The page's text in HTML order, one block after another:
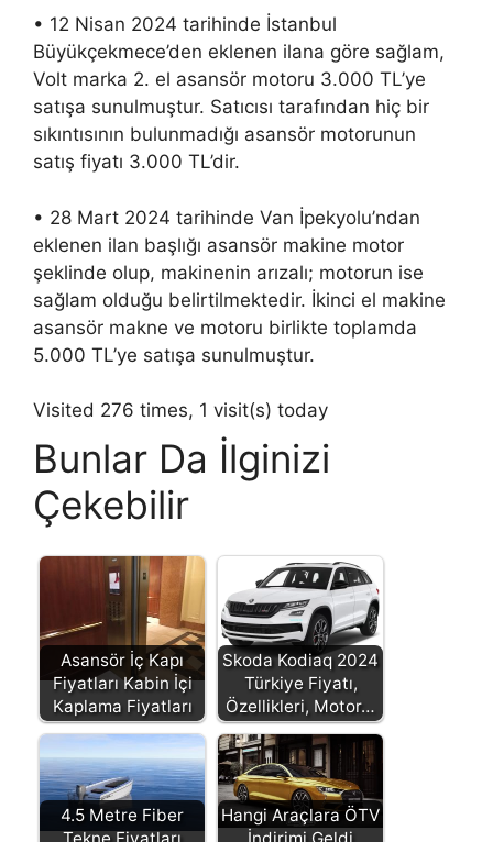
• 12 Nisan 2024 tarihinde İstanbul
Büyükçekmece’den eklenen ilana göre sağlam,
Volt marka 2. el asansör motoru 3.000 TL’ye
satışa sunulmuştur. Satıcısı tarafından hiç bir
sıkıntısının bulunmadığı asansör motorunun
satış fiyatı 3.000 TL’dir.
• 28 Mart 2024 tarihinde Van İpekyolu’ndan
eklenen ilan başlığı asansör makine motor
şeklinde olup, makinenin arızalı; motorun ise
sağlam olduğu belirtilmektedir. İkinci el makine
asansör makne ve motoru birlikte toplamda
5.000 TL’ye satışa sunulmuştur.
Visited 276 times, 1 visit(s) today
Bunlar Da İlginizi
Çekebilir
Asansör İç Kapı
Fiyatları Kabin İçi
Kaplama Fiyatları
Skoda Kodiaq 2024
Türkiye Fiyatı,
Özellikleri, Motor…
4.5 Metre Fiber
Hangi Araçlara ÖTV